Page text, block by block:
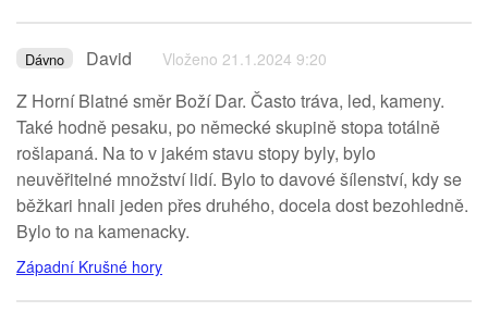
Dávno David Vloženo 21.1.2024 9:20
Z Horní Blatné směr Boží Dar. Často tráva, led, kameny.
Také hodně pesaku, po německé skupině stopa totálně
rošlapaná. Na to v jakém stavu stopy byly, bylo
neuvěřitelné množství lidí. Bylo to davové šílenství, kdy se
běžkari hnali jeden přes druhého, docela dost bezohledně.
Bylo to na kamenacky.
Západní Krušné hory